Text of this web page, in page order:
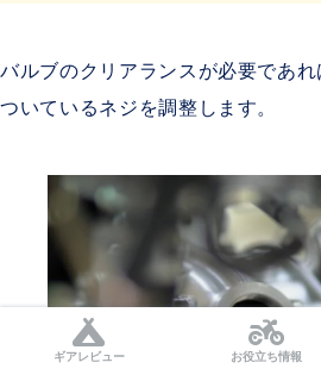
バルブのクリアランスが必要であ
ついているネジを調整します。
ギアレビュー お役立ち情報